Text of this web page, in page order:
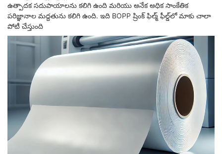
ఉత్పాదక సదుపాయాలను కలిగి ఉంది మరియు అనేక అధిక సాంకేతిక
పరిజ్ఞానాల మద్దతును కలిగి ఉంది. ఇది BOPP ష్రింక్ ఫిల్మ్ ఫీల్డ్‌లో మాకు చాలా
పోటీ చేస్తుంది